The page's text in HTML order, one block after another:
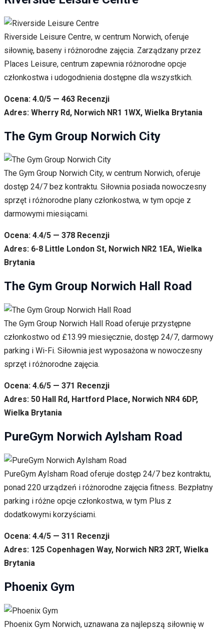
Riverside Leisure Centre, w centrum Norwich, oferuje
siłownię, baseny i różnorodne zajęcia. Zarządzany przez
Places Leisure, centrum zapewnia różnorodne opcje
członkostwa i udogodnienia dostępne dla wszystkich.
Ocena: 4.0/5 — 463 Recenzji
Adres: Wherry Rd, Norwich NR1 1WX, Wielka Brytania
The Gym Group Norwich City
The Gym Group Norwich City, w centrum Norwich, oferuje
dostęp 24/7 bez kontraktu. Siłownia posiada nowoczesny
sprzęt i różnorodne plany członkostwa, w tym opcje z
darmowymi miesiącami.
Ocena: 4.4/5 — 378 Recenzji
Adres: 6-8 Little London St, Norwich NR2 1EA, Wielka
Brytania
The Gym Group Norwich Hall Road
The Gym Group Norwich Hall Road oferuje przystępne
członkostwo od £13.99 miesięcznie, dostęp 24/7, darmowy
parking i Wi-Fi. Siłownia jest wyposażona w nowoczesny
sprzęt i różnorodne zajęcia.
Ocena: 4.6/5 — 371 Recenzji
Adres: 50 Hall Rd, Hartford Place, Norwich NR4 6DP,
Wielka Brytania
PureGym Norwich Aylsham Road
PureGym Aylsham Road oferuje dostęp 24/7 bez kontraktu,
ponad 220 urządzeń i różnorodne zajęcia fitness. Bezpłatny
parking i różne opcje członkostwa, w tym Plus z
dodatkowymi korzyściami.
Ocena: 4.4/5 — 311 Recenzji
Adres: 125 Copenhagen Way, Norwich NR3 2RT, Wielka
Brytania
Phoenix Gym
Phoenix Gym Norwich, uznawana za najlepszą siłownię w